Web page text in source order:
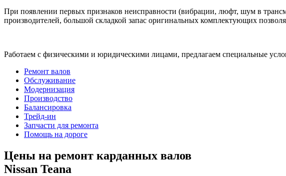
При появлении первых признаков неисправности (вибрации, люфт, шум в
производителей, большой складкой запас оригинальных комплектующих
Работаем с физическими и юридическими лицами, предлагаем специальные
Ремонт валов
Обслуживание
Модернизация
Производство
Балансировка
Трейд-ин
Запчасти для ремонта
Помощь на дороге
Цены на ремонт карданных валов
Nissan Teana